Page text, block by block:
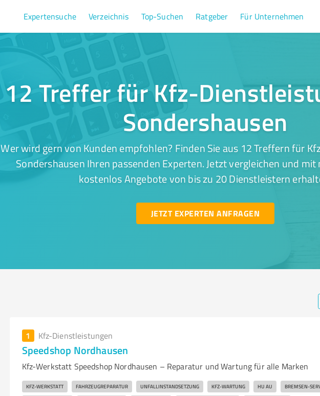
Expertensuche Verzeichnis Top-Suchen Ratgeber Für Unternehmen
12 Treffer für Kfz-
Sondershausen
Wer wird gern von Kunden empfohlen? Finden Sie aus 12 Treffern für
Sondershausen Ihren passenden Experten. Jetzt vergleichen und
kostenlos Angebote von bis zu 20 Dienstleistern
JETZT EXPERTEN ANFRAGEN
1 Kfz-Dienstleistungen
Speedshop Nordhausen
Kfz-Werkstatt Speedshop Nordhausen – Reparatur und Wartung für alle Marken
KFZ-WERKSTATT FAHRZEUGREPARATUR UNFALLINSTANDSETZUNG KFZ-WARTUNG HU AU BREMSEN-